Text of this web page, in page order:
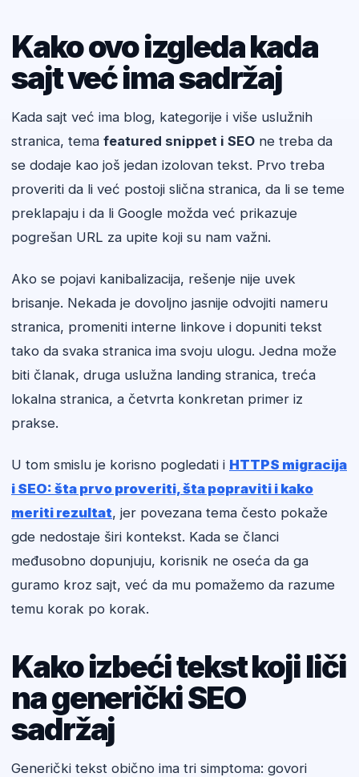
Kako ovo izgleda kada
sajt već ima sadržaj
Kada sajt već ima blog, kategorije i više uslužnih
stranica, tema featured snippet i SEO ne treba da
se dodaje kao još jedan izolovan tekst. Prvo treba
proveriti da li već postoji slična stranica, da li se teme
preklapaju i da li Google možda već prikazuje
pogrešan URL za upite koji su nam važni.
Ako se pojavi kanibalizacija, rešenje nije uvek
brisanje. Nekada je dovoljno jasnije odvojiti nameru
stranica, promeniti interne linkove i dopuniti tekst
tako da svaka stranica ima svoju ulogu. Jedna može
biti članak, druga uslužna landing stranica, treća
lokalna stranica, a četvrta konkretan primer iz
prakse.
U tom smislu je korisno pogledati i HTTPS migracija
i SEO: šta prvo proveriti, šta popraviti i kako
meriti rezultat, jer povezana tema često pokaže
gde nedostaje širi kontekst. Kada se članci
međusobno dopunjuju, korisnik ne oseća da ga
guramo kroz sajt, već da mu pomažemo da razume
temu korak po korak.
Kako izbeći tekst koji liči
na generički SEO
sadržaj
Generički tekst obično ima tri simptoma: govori